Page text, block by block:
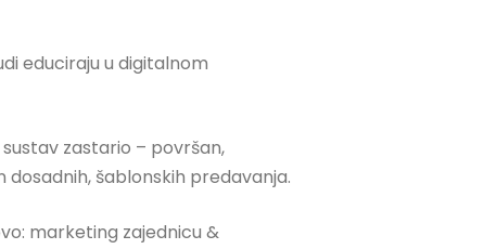
educiraju u digitalnom
zastario – površan,
šablonskih predavanja.
marketing zajednicu &